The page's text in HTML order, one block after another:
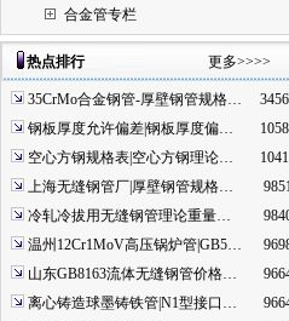
合金管专栏
热点排行 更多>>>>
35CrMo合金钢管-厚壁钢管规格…
钢板厚度允许偏差|钢板厚度偏…
空心方钢规格表|空心方钢理论…
上海无缝钢管厂|厚壁钢管规格…
冷轧冷拔用无缝钢管理论重量…
温州12Cr1MoV高压锅炉管|GB5…
山东GB8163流体无缝钢管价格…
离心铸造球墨铸铁管|N1型接口…